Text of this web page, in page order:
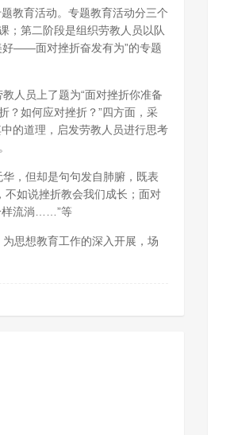
育活动。专题教育活动分三个
；第二阶段是组织劳教人员以队
好——面对挫折奋发有为”的专题
人员上了题为“面对挫折你准备
？如何应对挫折？”四方面，采
的道理，启发劳教人员进行思考
，但却是句句发自肺腑，既表
不如说挫折教会我们成长；面对
样流淌……”等
思想教育工作的深入开展，场